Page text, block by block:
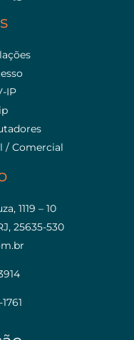
IP
/ Comercial
1119 – 10
25635-530